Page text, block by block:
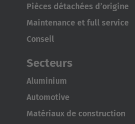
Pièces détachées d’origine
Maintenance et full service
Conseil
Secteurs
Aluminium
Automotive
Matériaux de construction